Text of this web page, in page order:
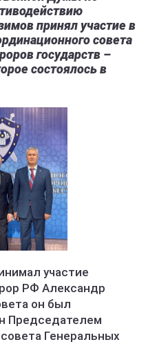
принял участие в
совета
государств –
состоялось в
участие
РФ Александр
он был
Председателем
Генеральных